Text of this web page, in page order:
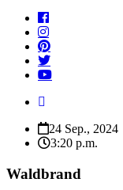
24 Sep., 2024
3:20 p.m.
Waldbrand